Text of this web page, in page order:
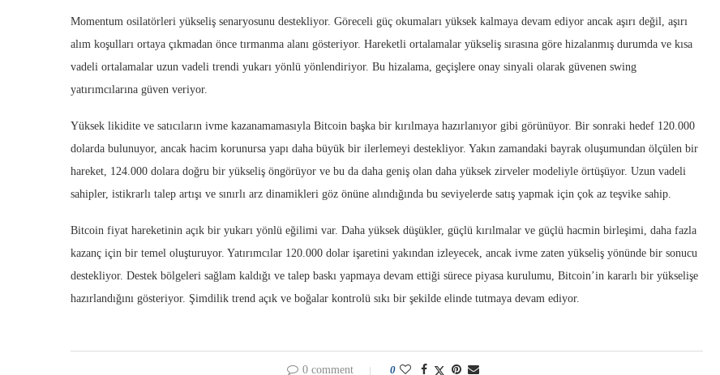
Momentum osilatörleri yükseliş senaryosunu destekliyor. Göreceli güç okumaları yüksek kalmaya devam ediyor ancak aşırı değil, aşırı
alım koşulları ortaya çıkmadan önce tırmanma alanı gösteriyor. Hareketli ortalamalar yükseliş sırasına göre hizalanmış durumda ve kısa
vadeli ortalamalar uzun vadeli trendi yukarı yönlü yönlendiriyor. Bu hizalama, geçişlere onay sinyali olarak güvenen swing
yatırımcılarına güven veriyor.
Yüksek likidite ve satıcıların ivme kazanamamasıyla Bitcoin başka bir kırılmaya hazırlanıyor gibi görünüyor. Bir sonraki hedef 120.000
dolarda bulunuyor, ancak hacim korunursa yapı daha büyük bir ilerlemeyi destekliyor. Yakın zamandaki bayrak oluşumundan ölçülen bir
hareket, 124.000 dolara doğru bir yükseliş öngörüyor ve bu da daha geniş olan daha yüksek zirveler modeliyle örtüşüyor. Uzun vadeli
sahipler, istikrarlı talep artışı ve sınırlı arz dinamikleri göz önüne alındığında bu seviyelerde satış yapmak için çok az teşvike sahip.
Bitcoin fiyat hareketinin açık bir yukarı yönlü eğilimi var. Daha yüksek düşükler, güçlü kırılmalar ve güçlü hacmin birleşimi, daha fazla
kazanç için bir temel oluşturuyor. Yatırımcılar 120.000 dolar işaretini yakından izleyecek, ancak ivme zaten yükseliş yönünde bir sonucu
destekliyor. Destek bölgeleri sağlam kaldığı ve talep baskı yapmaya devam ettiği sürece piyasa kurulumu, Bitcoin’in kararlı bir yükselişe
hazırlandığını gösteriyor. Şimdilik trend açık ve boğalar kontrolü sıkı bir şekilde elinde tutmaya devam ediyor.
0 comment 0